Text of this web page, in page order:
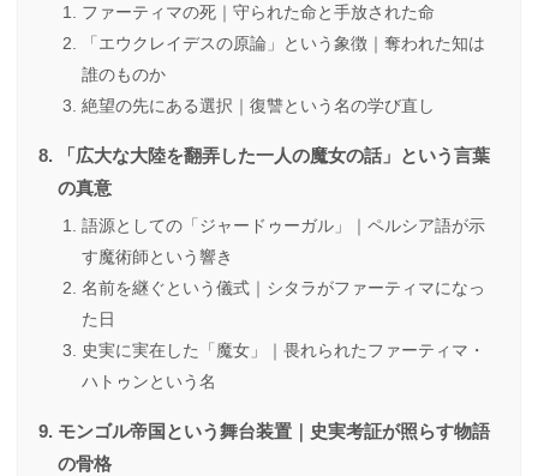
ファーティマの死｜守られた命と手放された命
「エウクレイデスの原論」という象徴｜奪われた知は
誰のものか
絶望の先にある選択｜復讐という名の学び直し
「広大な大陸を翻弄した一人の魔女の話」という言葉
の真意
語源としての「ジャードゥーガル」｜ペルシア語が示
す魔術師という響き
名前を継ぐという儀式｜シタラがファーティマになっ
た日
史実に実在した「魔女」｜畏れられたファーティマ・
ハトゥンという名
モンゴル帝国という舞台装置｜史実考証が照らす物語
の骨格